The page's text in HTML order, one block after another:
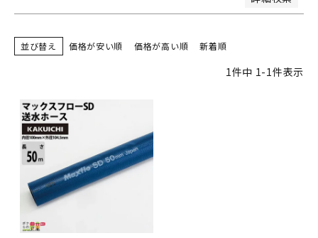
並び替え 価格が安い順 価格が高い順 新着順
1件中 1-1件表示